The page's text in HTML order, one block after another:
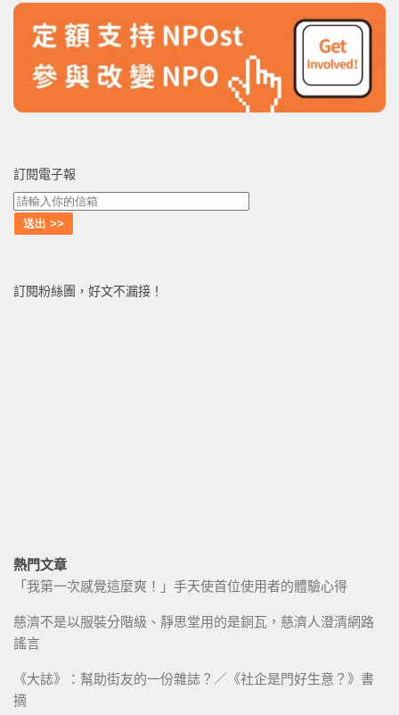
訂閱電子報
訂閱粉絲團，好文不漏接！
熱門文章
「我第一次感覺這麼爽！」手天使首位使用者的體驗心得
慈濟不是以服裝分階級、靜思堂用的是銅瓦，慈濟人澄清網路
謠言
《大誌》：幫助街友的一份雜誌？／《社企是門好生意？》書
摘